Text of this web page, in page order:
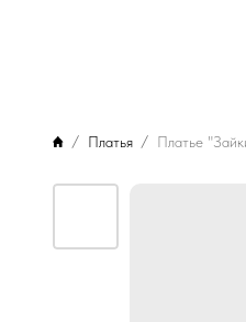
Платья Платье